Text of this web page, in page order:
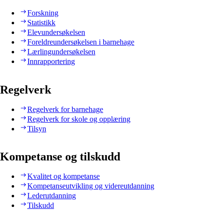
Forskning
Statistikk
Elevundersøkelsen
Foreldreundersøkelsen i barnehage
Lærlingundersøkelsen
Innrapportering
Regelverk
Regelverk for barnehage
Regelverk for skole og opplæring
Tilsyn
Kompetanse og tilskudd
Kvalitet og kompetanse
Kompetanseutvikling og videreutdanning
Lederutdanning
Tilskudd